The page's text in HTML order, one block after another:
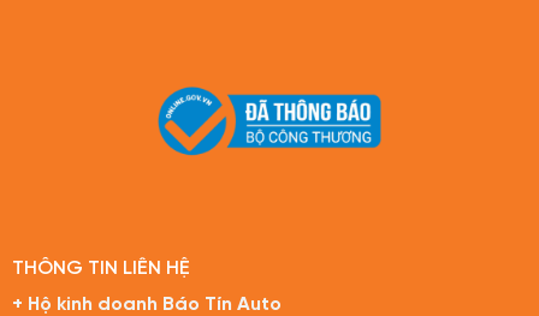
THÔNG TIN LIÊN HỆ
+ Hộ kinh doanh Báo Tín Auto